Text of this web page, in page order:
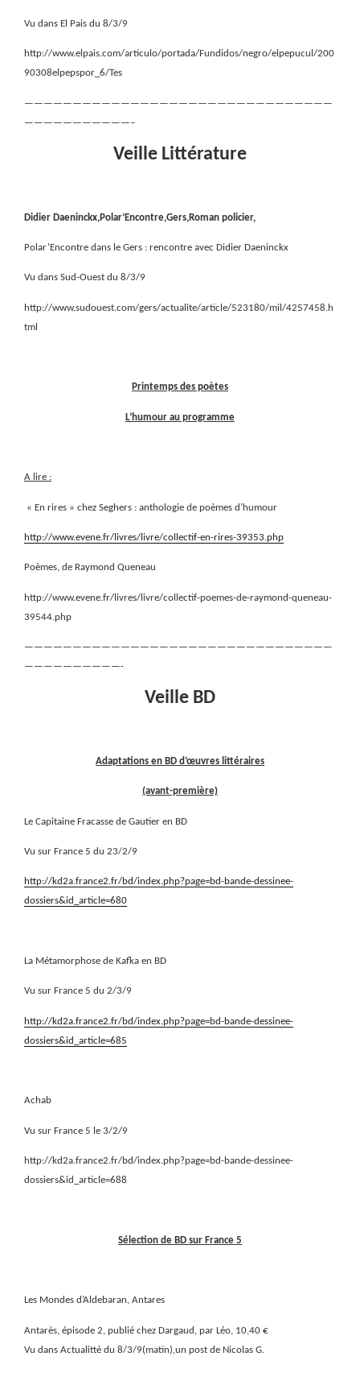
Vu dans El Pais du 8/3/9
http://www.elpais.com/articulo/portada/Fundidos/negro/elpepucul/200
90308elpepspor_6/Tes
————————————————————————————————
———————————–
Veille Littérature
Didier Daeninckx,Polar’Encontre,Gers,Roman policier,
Polar’Encontre dans le Gers : rencontre avec Didier Daeninckx
Vu dans Sud-Ouest du 8/3/9
http://www.sudouest.com/gers/actualite/article/523180/mil/4257458.h
tml
Printemps des poètes
L’humour au programme
A lire :
« En rires » chez Seghers : anthologie de poèmes d’humour
http://www.evene.fr/livres/livre/collectif-en-rires-39353.php
Poèmes, de Raymond Queneau
http://www.evene.fr/livres/livre/collectif-poemes-de-raymond-queneau-
39544.php
————————————————————————————————
——————————-
Veille BD
Adaptations en BD d’œuvres littéraires
(avant-première)
Le Capitaine Fracasse de Gautier en BD
Vu sur France 5 du 23/2/9
http://kd2a.france2.fr/bd/index.php?page=bd-bande-dessinee-
dossiers&id_article=680
La Métamorphose de Kafka en BD
Vu sur France 5 du 2/3/9
http://kd2a.france2.fr/bd/index.php?page=bd-bande-dessinee-
dossiers&id_article=685
Achab
Vu sur France 5 le 3/2/9
http://kd2a.france2.fr/bd/index.php?page=bd-bande-dessinee-
dossiers&id_article=688
Sélection de BD sur France 5
Les Mondes d’Aldebaran, Antares
Antarès, épisode 2, publié chez Dargaud, par Léo, 10,40 €
Vu dans Actualitté du 8/3/9(matin),un post de Nicolas G.